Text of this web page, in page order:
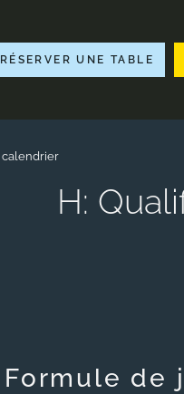
RÉSERVER UNE TABLE
calendrier
H:
Formule de